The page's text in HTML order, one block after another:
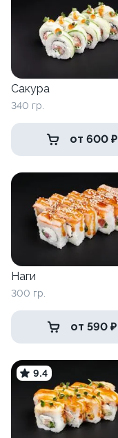
Сакура
340 гр.
от 600 ₽
Наги
300 гр.
от 590 ₽
9.4